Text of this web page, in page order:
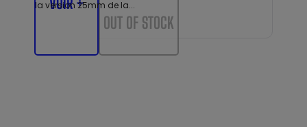
la version 25mm de la...
OUT OF STOCK